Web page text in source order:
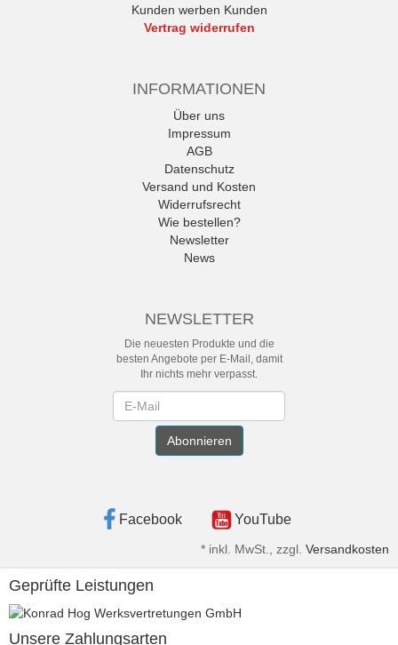
Kunden werben Kunden
Vertrag widerrufen
INFORMATIONEN
Über uns
Impressum
AGB
Datenschutz
Versand und Kosten
Widerrufsrecht
Wie bestellen?
Newsletter
News
NEWSLETTER
Die neuesten Produkte und die
besten Angebote per E-Mail, damit
Ihr nichts mehr verpasst.
Abonnieren
Facebook YouTube
* inkl. MwSt., zzgl. Versandkosten
Geprüfte Leistungen
Unsere Zahlungsarten